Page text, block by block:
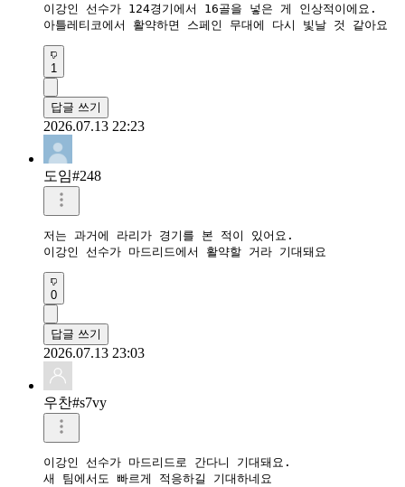
이강인 선수가 124경기에서 16골을 넣은 게 인상적이에요.
아틀레티코에서 활약하면 스페인 무대에 다시 빛날 것 같아요
1
답글 쓰기
2026.07.13 22:23
도임#248
저는 과거에 라리가 경기를 본 적이 있어요.
이강인 선수가 마드리드에서 활약할 거라 기대돼요
0
답글 쓰기
2026.07.13 23:03
우찬#s7vy
이강인 선수가 마드리드로 간다니 기대돼요.
새 팀에서도 빠르게 적응하길 기대하네요